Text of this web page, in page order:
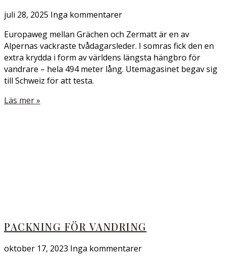
juli 28, 2025 Inga kommentarer
Europaweg mellan Grächen och Zermatt är en av
Alpernas vackraste tvådagarsleder. I somras fick den en
extra krydda i form av världens längsta hängbro för
vandrare – hela 494 meter lång. Utemagasinet begav sig
till Schweiz för att testa.
Läs mer »
PACKNING FÖR VANDRING
oktober 17, 2023 Inga kommentarer